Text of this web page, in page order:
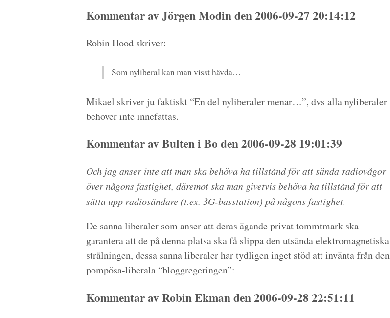
Kommentar av Jörgen Modin den 2006-09-27 20:14:12
Robin Hood skriver:
Som nyliberal kan man visst hävda…
Mikael skriver ju faktiskt “En del nyliberaler menar…”, dvs alla nyliberaler
behöver inte innefattas.
Kommentar av Bulten i Bo den 2006-09-28 19:01:39
Och jag anser inte att man ska behöva ha tillstånd för att sända radiovågor
över någons fastighet, däremot ska man givetvis behöva ha tillstånd för att
sätta upp radiosändare (t.ex. 3G-basstation) på någons fastighet.
De sanna liberaler som anser att deras ägande privat tommtmark ska
garantera att de på denna platsa ska få slippa den utsända elektromagnetiska
strålningen, dessa sanna liberaler har tydligen inget stöd att invänta från den
pompösa-liberala “bloggregeringen”:
Kommentar av Robin Ekman den 2006-09-28 22:51:11